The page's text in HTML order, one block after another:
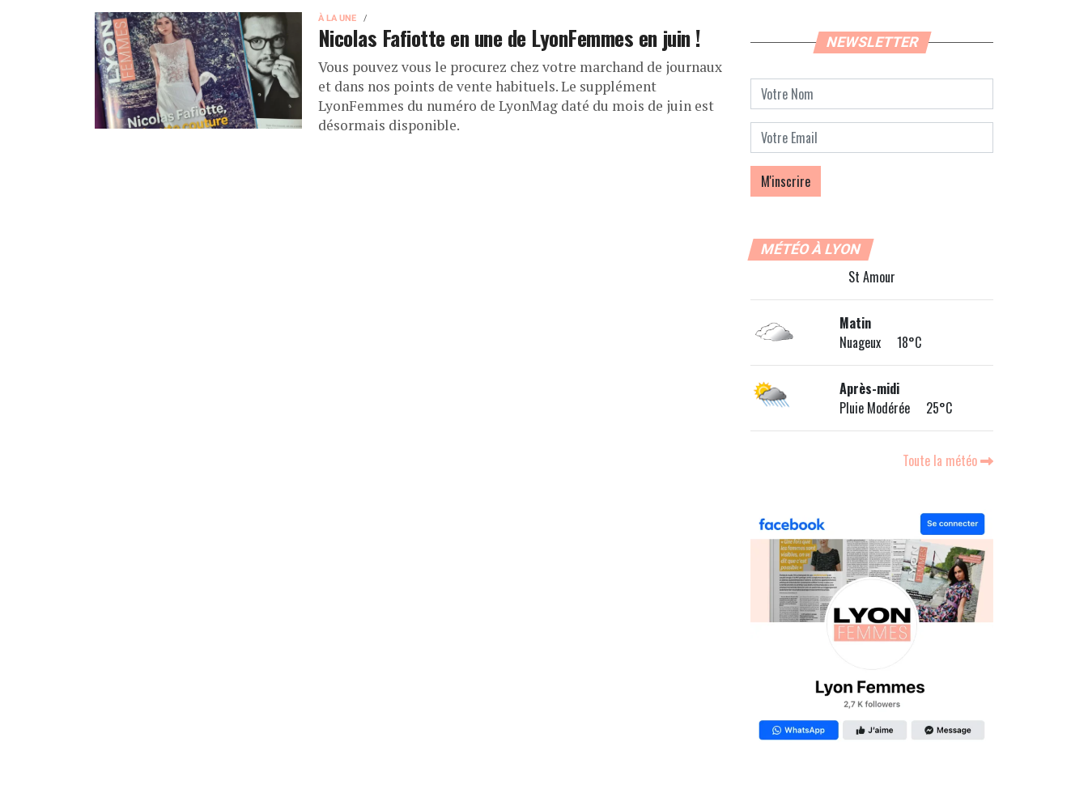
À LA UNE
Nicolas Fafiotte en une de LyonFemmes en juin !
Vous pouvez vous le procurez chez votre marchand de journaux
et dans nos points de vente habituels. Le supplément
LyonFemmes du numéro de LyonMag daté du mois de juin est
désormais disponible.
NEWSLETTER
MÉTÉO À LYON
St Amour
Matin
Nuageux 18°C
Après-midi
Pluie Modérée 25°C
Toute la météo